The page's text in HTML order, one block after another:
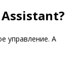
управление. А